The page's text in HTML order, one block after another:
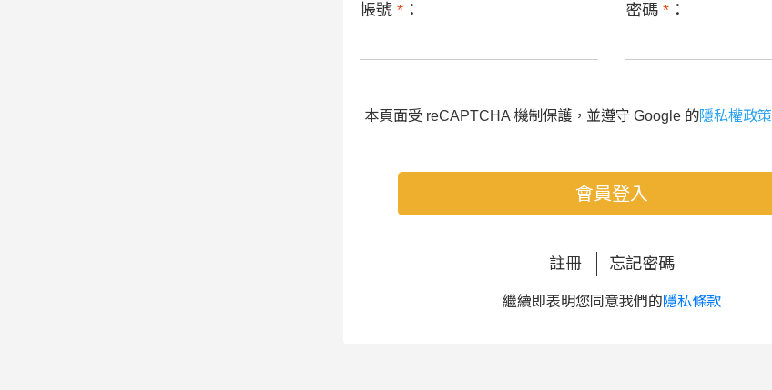
帳號 * ： 密碼 * ：
本頁面受 reCAPTCHA 機制保護，並遵守 Google 的隱私權政策
會員登入
註冊 忘記密碼
繼續即表明您同意我們的隱私條款